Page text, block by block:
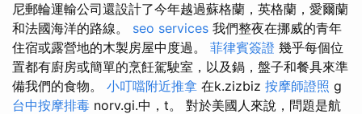
尼郵輪運輸公司還設計了今年越過蘇格蘭，英格蘭，愛爾蘭
和法國海洋的路線。 seo services 我們整夜在挪威的青年
住宿或露營地的木製房屋中度過。 菲律賓簽證 幾乎每個位
置都有廚房或簡單的烹飪駕駛室，以及鍋，盤子和餐具來準
備我們的食物。 小叮噹附近推拿 在k.zizbiz 按摩師證照 g
台中按摩排毒 norv.gi.中，t。 對於美國人來說，問題是航